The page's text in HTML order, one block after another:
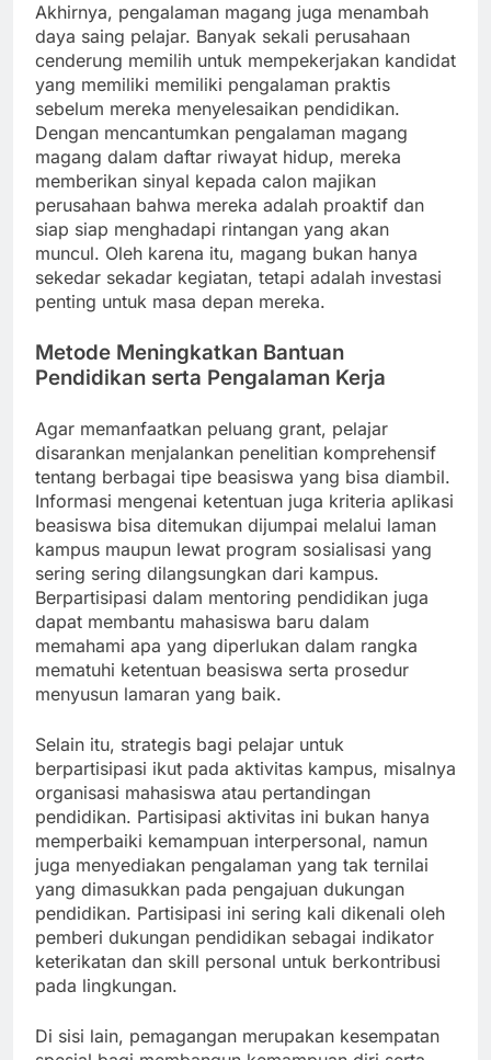
Akhirnya, pengalaman magang juga menambah
daya saing pelajar. Banyak sekali perusahaan
cenderung memilih untuk mempekerjakan kandidat
yang memiliki memiliki pengalaman praktis
sebelum mereka menyelesaikan pendidikan.
Dengan mencantumkan pengalaman magang
magang dalam daftar riwayat hidup, mereka
memberikan sinyal kepada calon majikan
perusahaan bahwa mereka adalah proaktif dan
siap siap menghadapi rintangan yang akan
muncul. Oleh karena itu, magang bukan hanya
sekedar sekadar kegiatan, tetapi adalah investasi
penting untuk masa depan mereka.
Metode Meningkatkan Bantuan
Pendidikan serta Pengalaman Kerja
Agar memanfaatkan peluang grant, pelajar
disarankan menjalankan penelitian komprehensif
tentang berbagai tipe beasiswa yang bisa diambil.
Informasi mengenai ketentuan juga kriteria aplikasi
beasiswa bisa ditemukan dijumpai melalui laman
kampus maupun lewat program sosialisasi yang
sering sering dilangsungkan dari kampus.
Berpartisipasi dalam mentoring pendidikan juga
dapat membantu mahasiswa baru dalam
memahami apa yang diperlukan dalam rangka
mematuhi ketentuan beasiswa serta prosedur
menyusun lamaran yang baik.
Selain itu, strategis bagi pelajar untuk
berpartisipasi ikut pada aktivitas kampus, misalnya
organisasi mahasiswa atau pertandingan
pendidikan. Partisipasi aktivitas ini bukan hanya
memperbaiki kemampuan interpersonal, namun
juga menyediakan pengalaman yang tak ternilai
yang dimasukkan pada pengajuan dukungan
pendidikan. Partisipasi ini sering kali dikenali oleh
pemberi dukungan pendidikan sebagai indikator
keterikatan dan skill personal untuk berkontribusi
pada lingkungan.
Di sisi lain, pemagangan merupakan kesempatan